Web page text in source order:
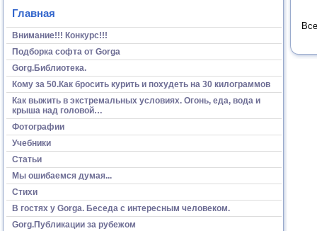
Главная
Внимание!!! Конкурс!!!
Подборка софта от Gorga
Gorg.Библиотека.
Кому за 50.Как бросить курить и похудеть на 30 килограммов
Как выжить в экстремальных условиях. Огонь, еда, вода и
крыша над головой…
Фотографии
Учебники
Статьи
Мы ошибаемся думая...
Стихи
В гостях у Gorga. Беседа с интересным человеком.
Gorg.Публикации за рубежом